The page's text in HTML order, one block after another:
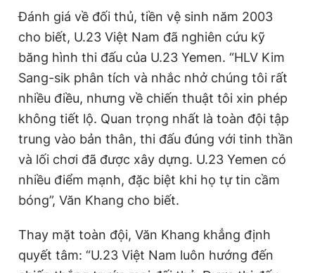
Đánh giá về đối thủ, tiền vệ sinh năm 2003
cho biết, U.23 Việt Nam đã nghiên cứu kỹ
băng hình thi đấu của U.23 Yemen. “HLV Kim
Sang-sik phân tích và nhắc nhở chúng tôi rất
nhiều điều, nhưng về chiến thuật tôi xin phép
không tiết lộ. Quan trọng nhất là toàn đội tập
trung vào bản thân, thi đấu đúng với tinh thần
và lối chơi đã được xây dựng. U.23 Yemen có
nhiều điểm mạnh, đặc biệt khi họ tự tin cầm
bóng”, Văn Khang cho biết.
Thay mặt toàn đội, Văn Khang khẳng định
quyết tâm: “U.23 Việt Nam luôn hướng đến